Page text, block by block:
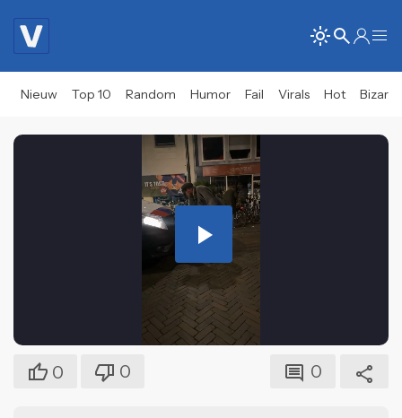
Nieuw Top 10 Random Humor Fail Virals Hot Bizar
Play
Video
0 0 0